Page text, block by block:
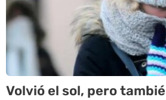
Volvió el sol, pero